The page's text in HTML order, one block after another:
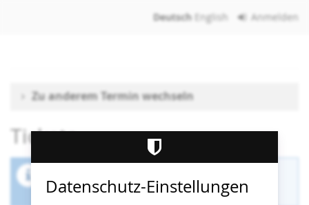
Deutsch English Anmelden
Zu anderem Termin wechseln
Tickets
ist beendet.
Datenschutz-Einstellungen